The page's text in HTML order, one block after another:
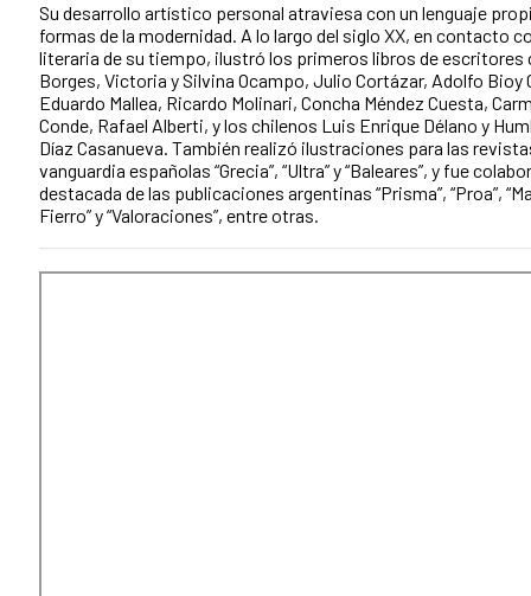
Su desarrollo artístico personal atraviesa con un lenguaje
formas de la modernidad. A lo largo del siglo XX, en contacto
literaria de su tiempo, ilustró los primeros libros de escritores
Borges, Victoria y Silvina Ocampo, Julio Cortázar, Adolfo Bioy
Eduardo Mallea, Ricardo Molinari, Concha Méndez Cuesta,
Conde, Rafael Alberti, y los chilenos Luis Enrique Délano y
Díaz Casanueva. También realizó ilustraciones para las
vanguardia españolas “Grecia”, “Ultra” y “Baleares”, y fue
destacada de las publicaciones argentinas “Prisma”, “Proa”,
Fierro” y “Valoraciones”, entre otras.